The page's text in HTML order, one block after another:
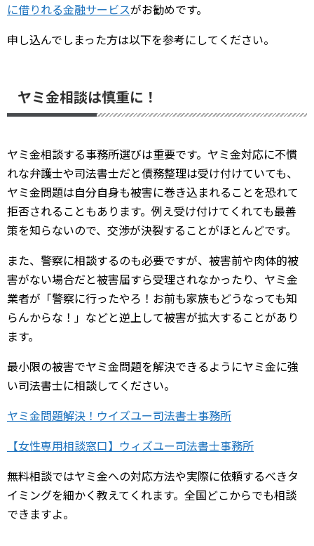
に借りれる金融サービスがお勧めです。
申し込んでしまった方は以下を参考にしてください。
ヤミ金相談は慎重に！
ヤミ金相談する事務所選びは重要です。ヤミ金対応に不慣
れな弁護士や司法書士だと債務整理は受け付けていても、
ヤミ金問題は自分自身も被害に巻き込まれることを恐れて
拒否されることもあります。例え受け付けてくれても最善
策を知らないので、交渉が決裂することがほとんどです。
また、警察に相談するのも必要ですが、被害前や肉体的被
害がない場合だと被害届すら受理されなかったり、ヤミ金
業者が「警察に行ったやろ！お前も家族もどうなっても知
らんからな！」などと逆上して被害が拡大することがあり
ます。
最小限の被害でヤミ金問題を解決できるようにヤミ金に強
い司法書士に相談してください。
ヤミ金問題解決！ウイズユー司法書士事務所
【女性専用相談窓口】ウィズユー司法書士事務所
無料相談ではヤミ金への対応方法や実際に依頼するべきタ
イミングを細かく教えてくれます。全国どこからでも相談
できますよ。